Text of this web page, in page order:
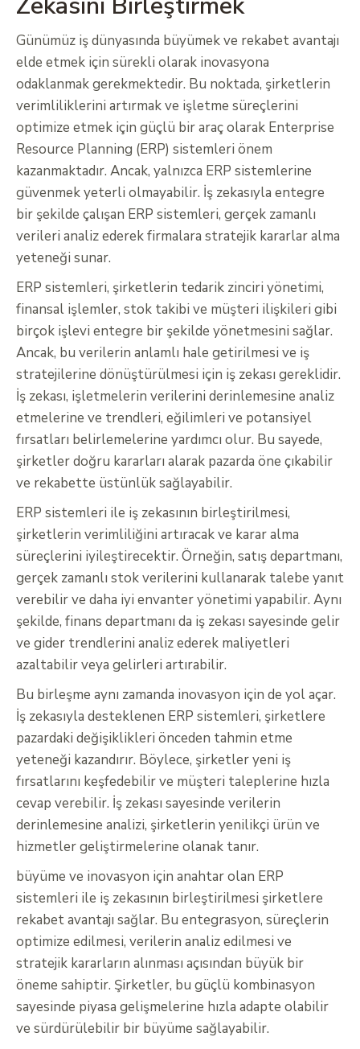
Günümüz iş dünyasında büyümek ve rekabet avantajı
elde etmek için sürekli olarak inovasyona
odaklanmak gerekmektedir. Bu noktada, şirketlerin
verimliliklerini artırmak ve işletme süreçlerini
optimize etmek için güçlü bir araç olarak Enterprise
Resource Planning (ERP) sistemleri önem
kazanmaktadır. Ancak, yalnızca ERP sistemlerine
güvenmek yeterli olmayabilir. İş zekasıyla entegre
bir şekilde çalışan ERP sistemleri, gerçek zamanlı
verileri analiz ederek firmalara stratejik kararlar alma
yeteneği sunar.
ERP sistemleri, şirketlerin tedarik zinciri yönetimi,
finansal işlemler, stok takibi ve müşteri ilişkileri gibi
birçok işlevi entegre bir şekilde yönetmesini sağlar.
Ancak, bu verilerin anlamlı hale getirilmesi ve iş
stratejilerine dönüştürülmesi için iş zekası gereklidir.
İş zekası, işletmelerin verilerini derinlemesine analiz
etmelerine ve trendleri, eğilimleri ve potansiyel
fırsatları belirlemelerine yardımcı olur. Bu sayede,
şirketler doğru kararları alarak pazarda öne çıkabilir
ve rekabette üstünlük sağlayabilir.
ERP sistemleri ile iş zekasının birleştirilmesi,
şirketlerin verimliliğini artıracak ve karar alma
süreçlerini iyileştirecektir. Örneğin, satış departmanı,
gerçek zamanlı stok verilerini kullanarak talebe yanıt
verebilir ve daha iyi envanter yönetimi yapabilir. Aynı
şekilde, finans departmanı da iş zekası sayesinde gelir
ve gider trendlerini analiz ederek maliyetleri
azaltabilir veya gelirleri artırabilir.
Bu birleşme aynı zamanda inovasyon için de yol açar.
İş zekasıyla desteklenen ERP sistemleri, şirketlere
pazardaki değişiklikleri önceden tahmin etme
yeteneği kazandırır. Böylece, şirketler yeni iş
fırsatlarını keşfedebilir ve müşteri taleplerine hızla
cevap verebilir. İş zekası sayesinde verilerin
derinlemesine analizi, şirketlerin yenilikçi ürün ve
hizmetler geliştirmelerine olanak tanır.
büyüme ve inovasyon için anahtar olan ERP
sistemleri ile iş zekasının birleştirilmesi şirketlere
rekabet avantajı sağlar. Bu entegrasyon, süreçlerin
optimize edilmesi, verilerin analiz edilmesi ve
stratejik kararların alınması açısından büyük bir
öneme sahiptir. Şirketler, bu güçlü kombinasyon
sayesinde piyasa gelişmelerine hızla adapte olabilir
ve sürdürülebilir bir büyüme sağlayabilir.